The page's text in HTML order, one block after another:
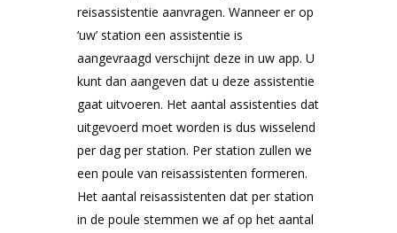
reisassistentie aanvragen. Wanneer er op
‘uw’ station een assistentie is
aangevraagd verschijnt deze in uw app. U
kunt dan aangeven dat u deze assistentie
gaat uitvoeren. Het aantal assistenties dat
uitgevoerd moet worden is dus wisselend
per dag per station. Per station zullen we
een poule van reisassistenten formeren.
Het aantal reisassistenten dat per station
in de poule stemmen we af op het aantal